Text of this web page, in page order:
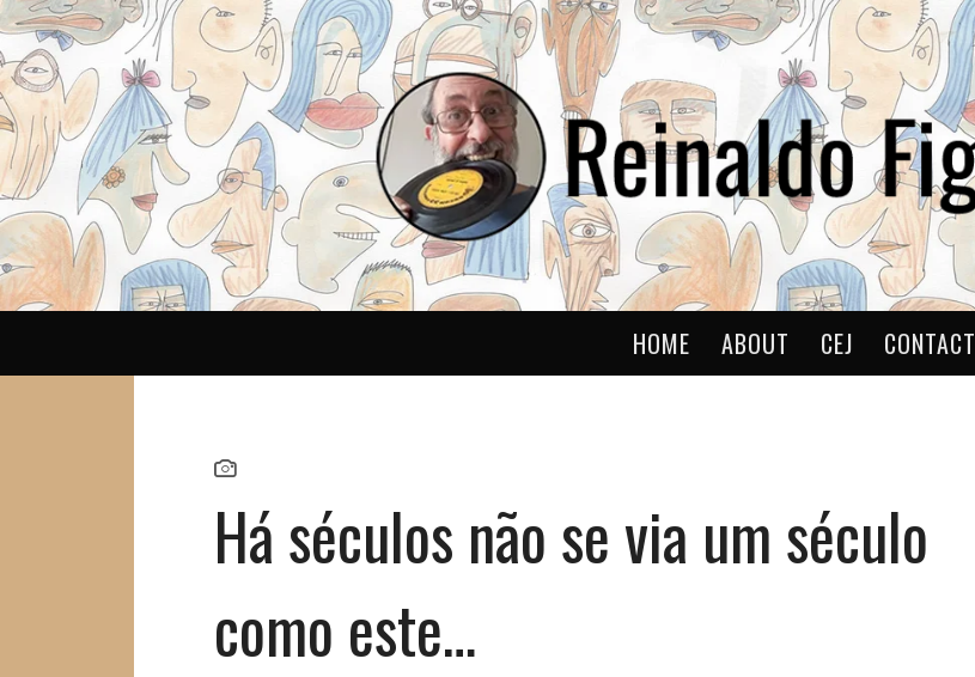
Reinaldo
HOME ABOUT CEJ CONTACT
Há séculos não se via um século
como este…